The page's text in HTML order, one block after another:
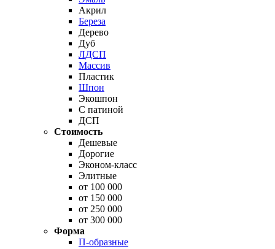
Акрил
Береза
Дерево
Дуб
ЛДСП
Массив
Пластик
Шпон
Экошпон
С патиной
ДСП
Стоимость
Дешевые
Дорогие
Эконом-класс
Элитные
от 100 000
от 150 000
от 250 000
от 300 000
Форма
П-образные